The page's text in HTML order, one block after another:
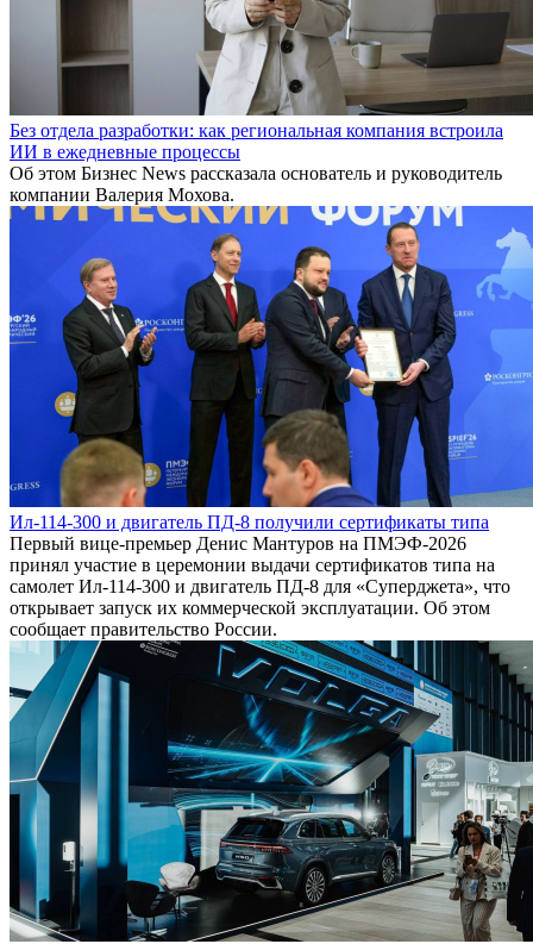
Без отдела разработки: как региональная компания встроила
ИИ в ежедневные процессы
Об этом Бизнес News рассказала основатель и руководитель
компании Валерия Мохова.
Ил-114-300 и двигатель ПД-8 получили сертификаты типа
Первый вице-премьер Денис Мантуров на ПМЭФ-2026
принял участие в церемонии выдачи сертификатов типа на
самолет Ил-114-300 и двигатель ПД-8 для «Суперджета», что
открывает запуск их коммерческой эксплуатации. Об этом
сообщает правительство России.